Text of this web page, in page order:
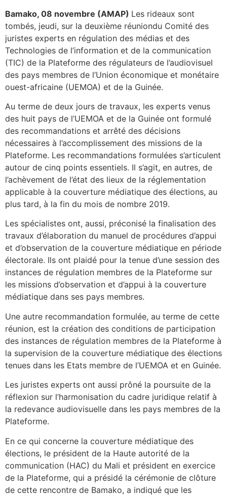
Bamako, 08 novembre (AMAP) Les rideaux sont
tombés, jeudi, sur la deuxième réuniondu Comité des
juristes experts en régulation des médias et des
Technologies de l’information et de la communication
(TIC) de la Plateforme des régulateurs de l’audiovisuel
des pays membres de l’Union économique et monétaire
ouest-africaine (UEMOA) et de la Guinée.
Au terme de deux jours de travaux, les experts venus
des huit pays de l’UEMOA et de la Guinée ont formulé
des recommandations et arrêté des décisions
nécessaires à l’accomplissement des missions de la
Plateforme. Les recommandations formulées s’articulent
autour de cinq points essentiels. Il s’agit, en autres, de
l’achèvement de l’état des lieux de la réglementation
applicable à la couverture médiatique des élections, au
plus tard, à la fin du mois de nombre 2019.
Les spécialistes ont, aussi, préconisé la finalisation des
travaux d’élaboration du manuel de procédures d’appui
et d’observation de la couverture médiatique en période
électorale. Ils ont plaidé pour la tenue d’une session des
instances de régulation membres de la Plateforme sur
les missions d’observation et d’appui à la couverture
médiatique dans ses pays membres.
Une autre recommandation formulée, au terme de cette
réunion, est la création des conditions de participation
des instances de régulation membres de la Plateforme à
la supervision de la couverture médiatique des élections
tenues dans les Etats membre de l’UEMOA et en Guinée.
Les juristes experts ont aussi prôné la poursuite de la
réflexion sur l’harmonisation du cadre juridique relatif à
la redevance audiovisuelle dans les pays membres de la
Plateforme.
En ce qui concerne la couverture médiatique des
élections, le président de la Haute autorité de la
communication (HAC) du Mali et président en exercice
de la Plateforme, qui a présidé la cérémonie de clôture
de cette rencontre de Bamako, a indiqué que les